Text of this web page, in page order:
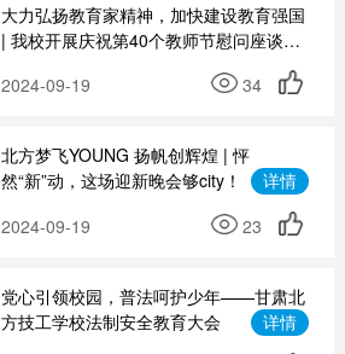
大力弘扬教育家精神，加快建设教育强国
| 我校开展庆祝第40个教师节慰问座谈系
详情
2024-09-19 34
北方梦飞YOUNG 扬帆创辉煌 | 怦
然“新”动，这场迎新晚会够city！
详情
2024-09-19
23
党心引领校园，普法呵护少年——甘肃北
方技工学校法制安全教育大会
详情